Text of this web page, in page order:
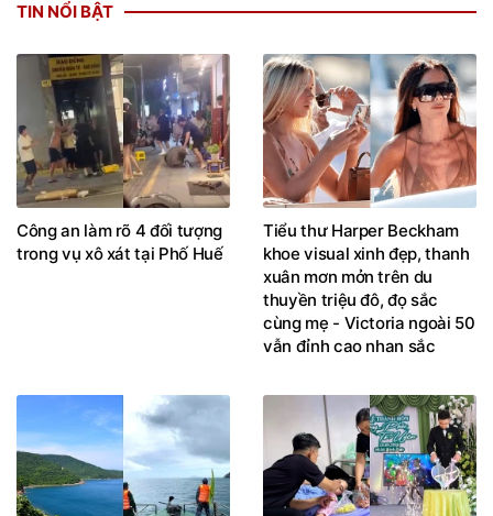
TIN NỔI BẬT
Công an làm rõ 4 đối tượng
trong vụ xô xát tại Phố Huế
Tiểu thư Harper Beckham
khoe visual xinh đẹp, thanh
xuân mơn mởn trên du
thuyền triệu đô, đọ sắc
cùng mẹ - Victoria ngoài 50
vẫn đỉnh cao nhan sắc